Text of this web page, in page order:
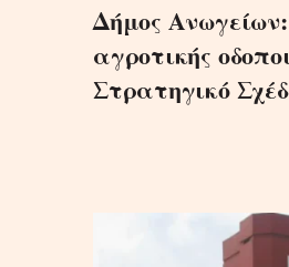
Δήμος
αγροτικής
Στρατηγικό